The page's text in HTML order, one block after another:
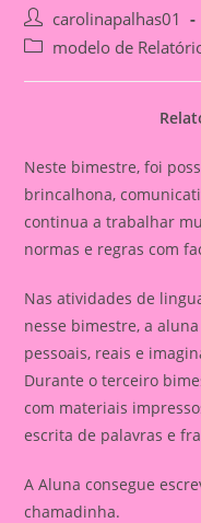
Post
author:
carolinapalhas01
Postmodelo de
Neste bimestre, foi
brincalhona,
continua a trabalhar
normas e regras com
Nas atividades de
nesse bimestre, a
pessoais, reais e
Durante o terceiro
com materiais
escrita de palavras e
A Aluna consegue
chamadinha.